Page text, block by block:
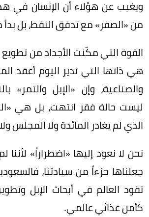
ويغيب عن هؤلاء أن الإنسان في
من «الصفر» مع تدفق النفط، بل
القوة التي مكّنت الأجداد من
هي ذاتها التي تدير اليوم أعقد
والصناعية، وإن «الإبل والتمر»
ليست حالة فقر انتهت، بل هي
الذي لم يغادر المائدة ولا المجلس
نحن لا نعود إليها «اضطراراً» لأننا
جعلناها جزءاً من سيادتنا،
تقود العالم في أبحاث الإبل
كأمن غذائي عالمي.